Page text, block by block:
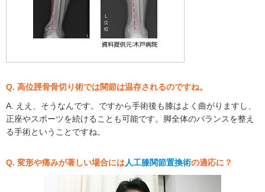
Q. 高位脛骨骨切り術では関節は温存されるのですね。
A. ええ、そうなんです。ですから手術後も膝はよく曲がりますし、
正座やスポーツを続けることも可能です。脚全体のバランスを整え
る手術ということですね。
Q. 変形や痛みが著しい場合には人工膝関節置換術の適応に？